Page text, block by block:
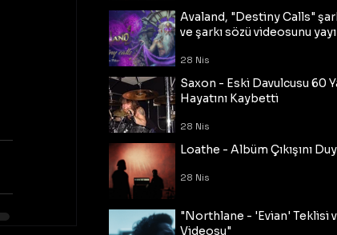
Avaland, "Destiny Calls"
ve şarkı sözü videosunu
28 Nis
Saxon - Eski Davulcusu 60
Hayatını Kaybetti
28 Nis
Loathe - Albüm Çıkışını
28 Nis
"Northlane - 'Evian' Teklisi
Videosu"